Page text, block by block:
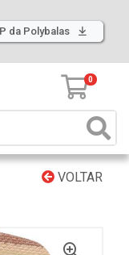
da Polybalas
0
VOLTAR